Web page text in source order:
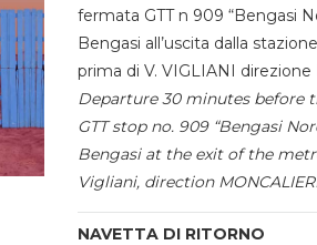
fermata GTT n 909 “Bengasi
Bengasi all’uscita dalla
prima di V. VIGLIANI
Departure 30 minutes before
GTT stop no. 909 “Bengasi
Bengasi at the exit of the
Vigliani, direction
NAVETTA DI RITORNO